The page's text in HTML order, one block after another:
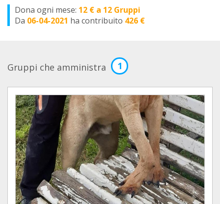
Dona ogni mese: 12 € a 12 Gruppi
Da 06-04-2021 ha contribuito 426 €
Gruppi che amministra 1